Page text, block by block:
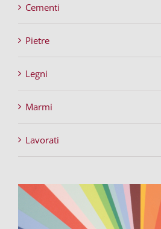
Cementi
Pietre
Legni
Marmi
Lavorati